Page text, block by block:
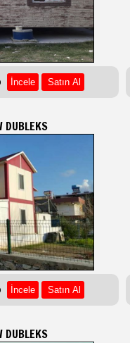
DUBLEKS
DUBLEKS